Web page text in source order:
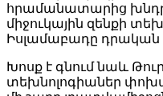
հրամանատարից
միջուկային զենքի
Իսլամաբադը
Խոսք է գնում նաև
տեխնոլոգիաներ